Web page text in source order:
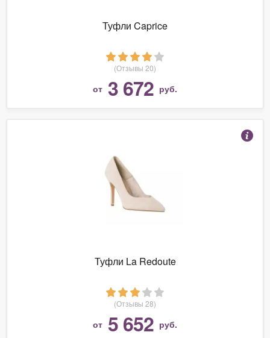
Туфли Caprice
(Отзывы 20)
от 3 672 руб.
Туфли La Redoute
(Отзывы 28)
от 5 652 руб.